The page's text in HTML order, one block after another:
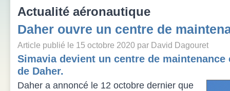
Actualité aéronautique
Daher ouvre un centre de
Article publié le 15 octobre 2020 par David Dagouret
Simavia devient un centre de
de Daher.
Daher a annoncé le 12 octobre dernier que